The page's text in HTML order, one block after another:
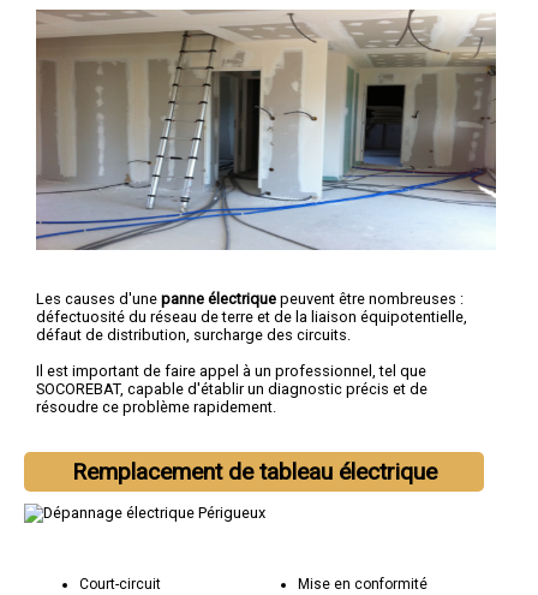
Les causes d'une panne électrique peuvent être nombreuses :
défectuosité du réseau de terre et de la liaison équipotentielle,
défaut de distribution, surcharge des circuits.
Il est important de faire appel à un professionnel, tel que
SOCOREBAT, capable d'établir un diagnostic précis et de
résoudre ce problème rapidement.
Remplacement de tableau électrique
Court-circuit
Mise en conformité